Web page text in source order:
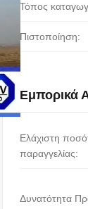
Τόπος
Πιστοποίηση:
Εμπορικά
Ελάχιστη
παραγγελίας:
Δυνατότητα